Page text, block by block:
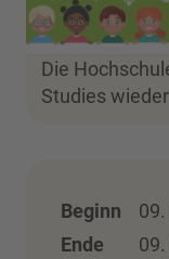
Die
Studies
Beginn
Ende